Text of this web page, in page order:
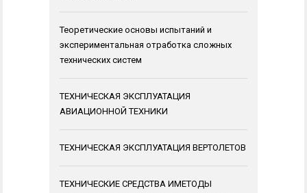
Теоретические основы испытаний и
экспериментальная отработка сложных
технических систем
ТЕХНИЧЕСКАЯ ЭКСПЛУАТАЦИЯ
АВИАЦИОННОЙ ТЕХНИКИ
ТЕХНИЧЕСКАЯ ЭКСПЛУАТАЦИЯ ВЕРТОЛЕТОВ
ТЕХНИЧЕСКИЕ СРЕДСТВА ИМЕТОДЫ